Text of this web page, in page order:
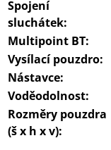
Spojení
sluchátek:
Multipoint BT:
Vysílací pouzdro:
Nástavce:
Voděodolnost:
Rozměry pouzdra
(š x h x v):